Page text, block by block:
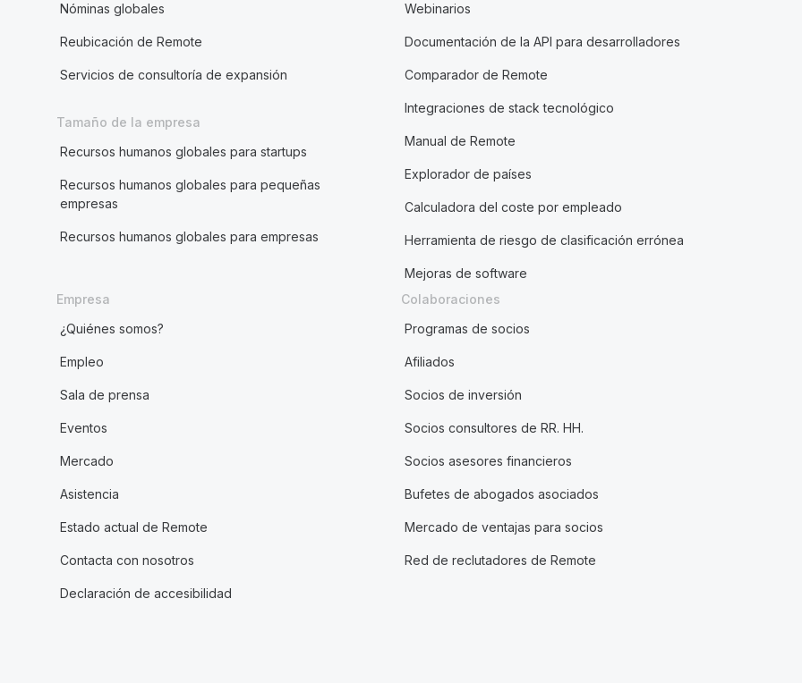
Nóminas globales
Reubicación de Remote
Servicios de consultoría de expansión
Tamaño de la empresa
Recursos humanos globales para startups
Recursos humanos globales para pequeñas
empresas
Recursos humanos globales para empresas
Webinarios
Documentación de la API para desarrolladores
Comparador de Remote
Integraciones de stack tecnológico
Manual de Remote
Explorador de países
Calculadora del coste por empleado
Herramienta de riesgo de clasificación errónea
Mejoras de software
Empresa
¿Quiénes somos?
Empleo
Sala de prensa
Eventos
Mercado
Asistencia
Estado actual de Remote
Contacta con nosotros
Declaración de accesibilidad
Colaboraciones
Programas de socios
Afiliados
Socios de inversión
Socios consultores de RR. HH.
Socios asesores financieros
Bufetes de abogados asociados
Mercado de ventajas para socios
Red de reclutadores de Remote